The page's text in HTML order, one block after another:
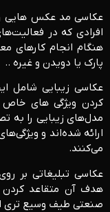
عکاسی مد عکس هایی
افرادی که در
هنگام انجام کارهای
پارک یا دویدن و غیره ..
عکاسی زیبایی شامل
کردن ویژگی های خاص
مدل‌های زیبایی را به
ارائه شده‌اند و
می‌کنند.
عکاسی تبلیغاتی بر
هدف آن متقاعد
صنعتی طیف وسیع تری